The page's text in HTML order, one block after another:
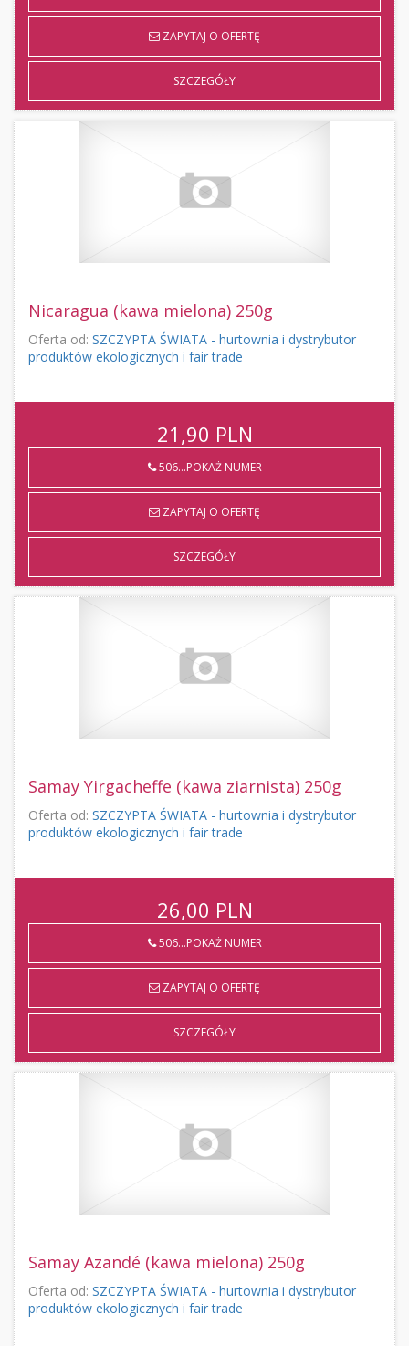
ZAPYTAJ O OFERTĘ
SZCZEGÓŁY
Nicaragua (kawa mielona) 250g
Oferta od: SZCZYPTA ŚWIATA - hurtownia i dystrybutor
produktów ekologicznych i fair trade
21,90 PLN
506...POKAŻ NUMER
ZAPYTAJ O OFERTĘ
SZCZEGÓŁY
Samay Yirgacheffe (kawa ziarnista) 250g
Oferta od: SZCZYPTA ŚWIATA - hurtownia i dystrybutor
produktów ekologicznych i fair trade
26,00 PLN
506...POKAŻ NUMER
ZAPYTAJ O OFERTĘ
SZCZEGÓŁY
Samay Azandé (kawa mielona) 250g
Oferta od: SZCZYPTA ŚWIATA - hurtownia i dystrybutor
produktów ekologicznych i fair trade